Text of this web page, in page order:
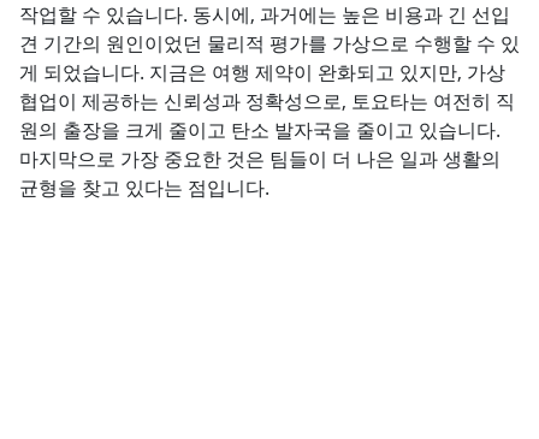
작업할 수 있습니다. 동시에, 과거에는 높은 비용과 긴 선입
견 기간의 원인이었던 물리적 평가를 가상으로 수행할 수 있
게 되었습니다. 지금은 여행 제약이 완화되고 있지만, 가상
협업이 제공하는 신뢰성과 정확성으로, 토요타는 여전히 직
원의 출장을 크게 줄이고 탄소 발자국을 줄이고 있습니다.
마지막으로 가장 중요한 것은 팀들이 더 나은 일과 생활의
균형을 찾고 있다는 점입니다.